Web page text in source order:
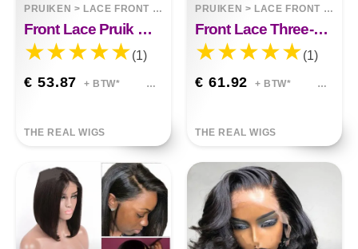
PRUIKEN > LACE FRONT WIGS
Front Lace Pruik Met Chemische Vezels Riley
(1)
€ 53.87 + BTW*
THE REAL WIGS
PRUIKEN > LACE FRONT WIGS
Front Lace Three-stand Pruik Mia
(1)
€ 61.92 + BTW*
THE REAL WIGS